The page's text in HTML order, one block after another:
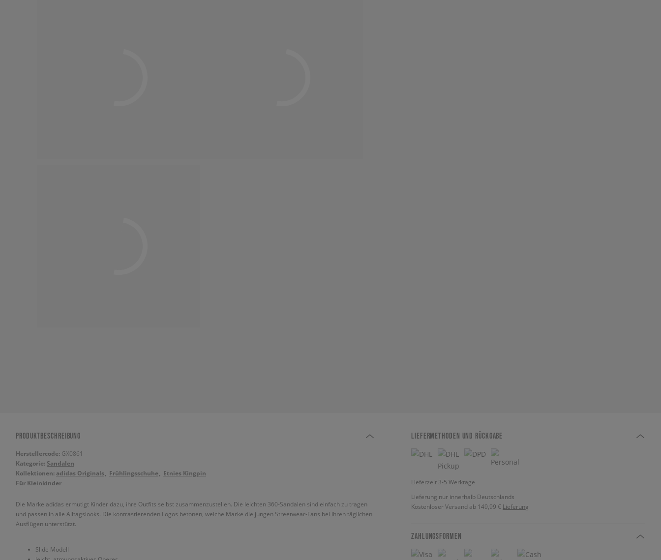
PRODUKTBESCHREIBUNG
Herstellercode: GX0861
Kategorie: Sandalen
Kollektionen: adidas Originals Frühlingsschuhe
Etnies Kingpin
Für Kleinkinder
Die Marke adidas ermutigt Kinder dazu, ihre Outfits selbst zusammenzustellen. Die leichten 360-Sandalen sind einfach zu tragen
und passen in alle Alltagslooks. Die kontrastierenden Logos betonen, welche Marke die jungen Streetwear-Fans bei ihren täglichen
Ausflügen unterstützt.
Slide Modell
LIEFERMETHODEN UND RÜCKGABE
Lieferzeit 3-5 Werktage
Lieferung nur innerhalb Deutschlands
Kostenloser Versand ab 149,99 € Lieferung
ZAHLUNGSFORMEN